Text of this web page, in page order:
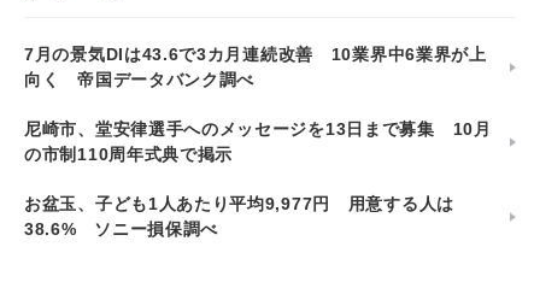
7月の景気DIは43.6で3カ月連続改善 10業界中6業界が上
向く 帝国データバンク調べ
尼崎市、堂安律選手へのメッセージを13日まで募集 10月
の市制110周年式典で掲示
お盆玉、子ども1人あたり平均9,977円 用意する人は
38.6% ソニー損保調べ